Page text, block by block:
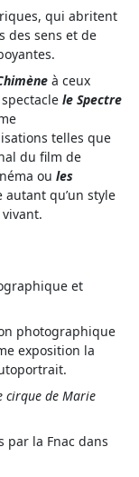
qui abritent
des sens et de
à ceux
le Spectre
telles que
du film de
ou les
qu’un style
et
photographique
exposition la
cirque de Marie
par la Fnac dans